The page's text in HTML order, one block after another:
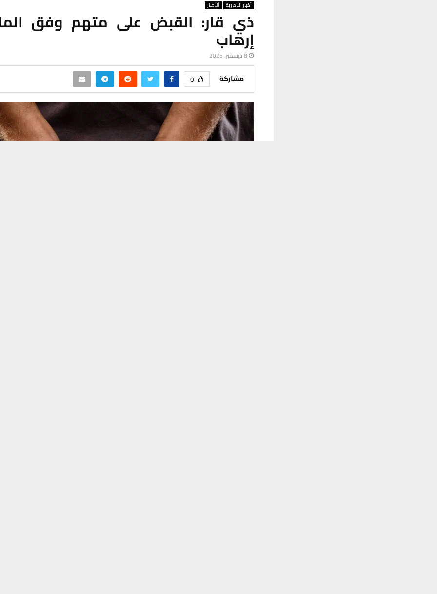
أخبار الناصرية ألأخبار
إرهاب
8 ديسمبر، 2025
مشاركة 0